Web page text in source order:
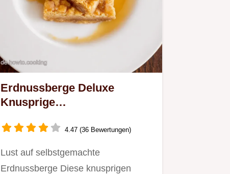
Erdnussberge Deluxe
Knusprige
4.47 (36 Bewertungen)
Lust auf selbstgemachte
Erdnussberge Diese knusprigen